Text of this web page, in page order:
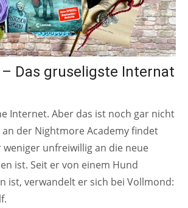
Das gruseligste Internat
Internet. Aber das ist noch gar nicht
an der Nightmore Academy findet
weniger unfreiwillig an die neue
ist. Seit er von einem Hund
ist, verwandelt er sich bei Vollmond: